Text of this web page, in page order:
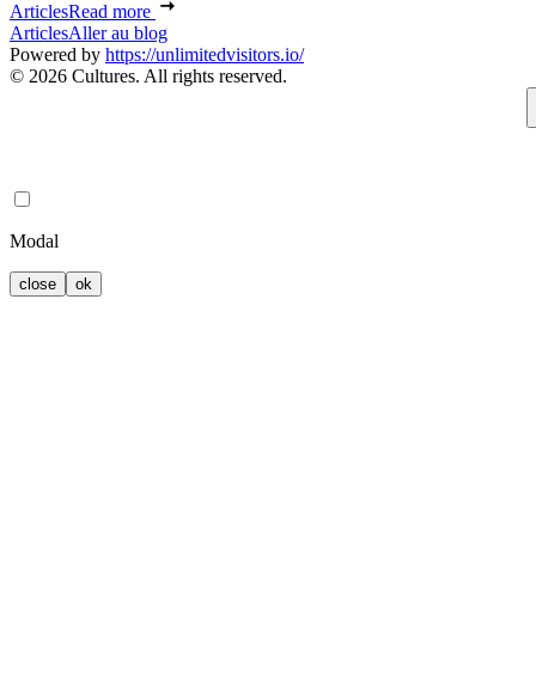
ArticlesRead more
ArticlesAller au blog
Powered by https://unlimitedvisitors.io/
© 2026 Cultures. All rights reserved.
Modal
close ok